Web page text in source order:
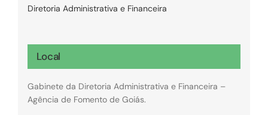
Diretoria Administrativa e Financeira
Local
Gabinete da Diretoria Administrativa e Financeira –
Agência de Fomento de Goiás.